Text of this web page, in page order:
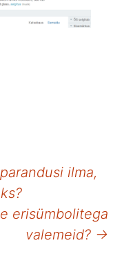
ilma,
erisümbolitega
valemeid? →